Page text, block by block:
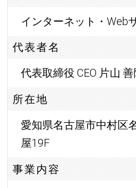
インターネット・Web
代表者名
代表取締役 CEO 片山 善
所在地
愛知県名古屋市中村区
屋19F
事業内容